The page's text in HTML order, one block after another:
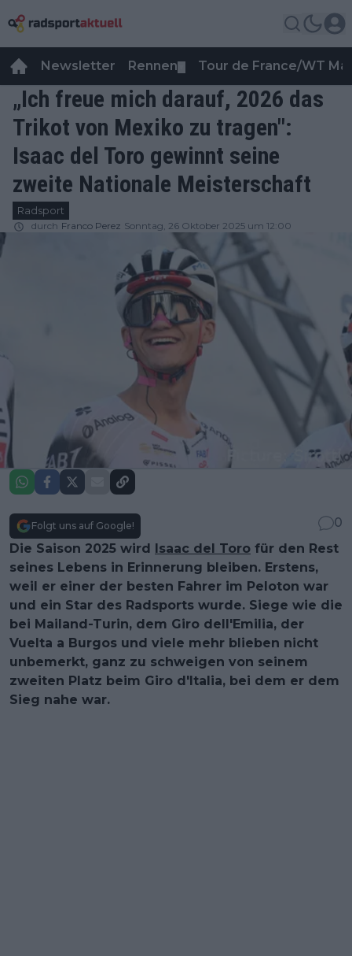
Newsletter Rennen Tour de France/WT
„Ich freue mich darauf, 2026 das
Trikot von Mexiko zu tragen":
Isaac del Toro gewinnt seine
zweite Nationale Meisterschaft
Radsport
durch Franco Perez Sonntag, 26 Oktober 2025 um 12:00
Folgt uns auf Google!
0
Die Saison 2025 wird Isaac del Toro für den Rest
seines Lebens in Erinnerung bleiben. Erstens,
weil er einer der besten Fahrer im Peloton war
und ein Star des Radsports wurde. Siege wie die
bei Mailand-Turin, dem Giro dell'Emilia, der
Vuelta a Burgos und viele mehr blieben nicht
unbemerkt, ganz zu schweigen von seinem
zweiten Platz beim Giro d'Italia, bei dem er dem
Sieg nahe war.